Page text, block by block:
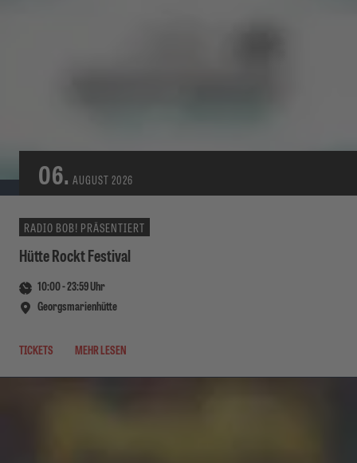
06. AUGUST 2026
RADIO BOB! PRÄSENTIERT
Hütte Rockt Festival
10:00-23:59Uhr
Georgsmarienhütte
TICKETS MEHR LESEN